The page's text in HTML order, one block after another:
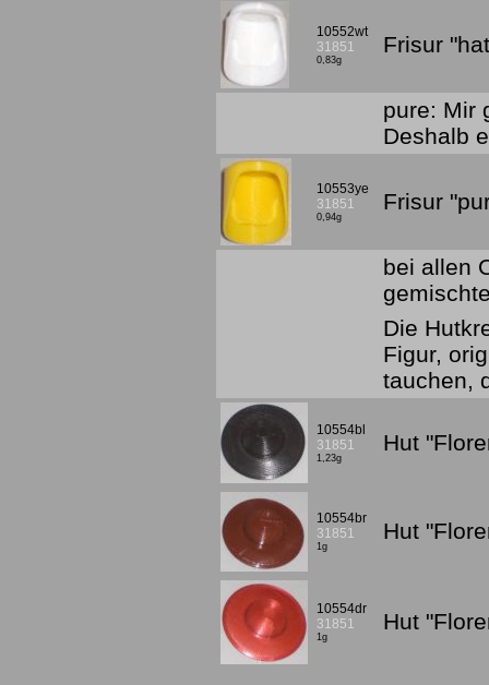
10552wt
31851
0,83g
Frisur
pure: Mir
Deshalb
10553ye
31851
0,94g
Frisur
bei allen
Die
Figur,
tauchen,
10554bl
31851
1,23g
Hut
10554br
31851
1g
Hut
10554dr
31851
1g
Hut